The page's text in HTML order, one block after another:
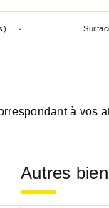
à vos
Autres